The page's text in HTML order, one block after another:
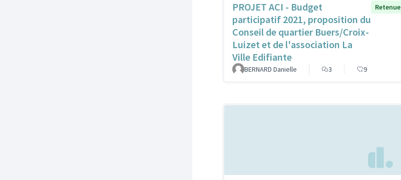
PROJET ACI - Budget
participatif 2021, proposition du
Conseil de quartier Buers/Croix-
Luizet et de l'association La
Ville Edifiante
Retenue
BERNARD Danielle 3 9